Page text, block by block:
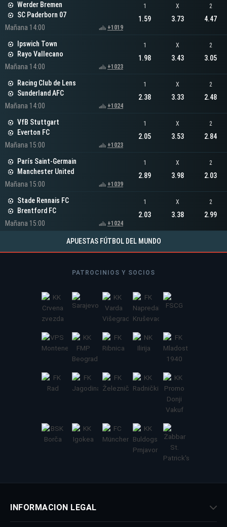
Werder Bremen
SC Paderborn 07
Mañana 14:00
+1019
1
1.59
X
3.73
2
4.47
Ipswich Town
Rayo Vallecano
Mañana 14:00
+1023
1
1.98
X
3.43
2
3.05
Racing Club de Lens
Sunderland AFC
Mañana 14:00
+1024
1
2.38
X
3.33
2
2.48
VfB Stuttgart
Everton FC
Mañana 15:00
+1023
1
2.05
X
3.53
2
2.84
París Saint-Germain
Manchester United
Mañana 15:00
+1039
1
2.89
X
3.98
2
2.03
Stade Rennais FC
Brentford FC
Mañana 15:00
+1024
1
2.03
X
3.38
2
2.99
APUESTAS FÚTBOL DEL MUNDO
PATROCINIOS Y SOCIOS
INFORMACION LEGAL